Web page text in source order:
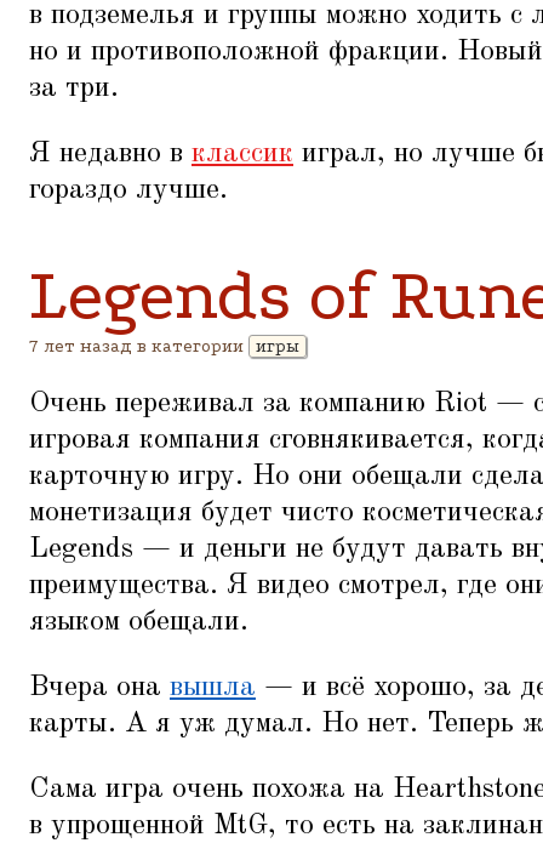
в подземелья и группы можно ходить с
но и противоположной фракции.
за три.
Я недавно в классик играл, но лучше
гораздо лучше.
Legends of
7 лет назад в категории игры
Очень переживал за компанию Riot —
игровая компания сговнякивается,
карточную игру. Но они обещали
монетизация будет чисто
Legends — и деньги не будут давать
преимущества. Я видео смотрел, где
языком обещали.
Вчера она вышла — и всё хорошо, за
карты. А я уж думал. Но нет. Теперь
Сама игра очень похожа на
в упрощенной MtG, то есть на